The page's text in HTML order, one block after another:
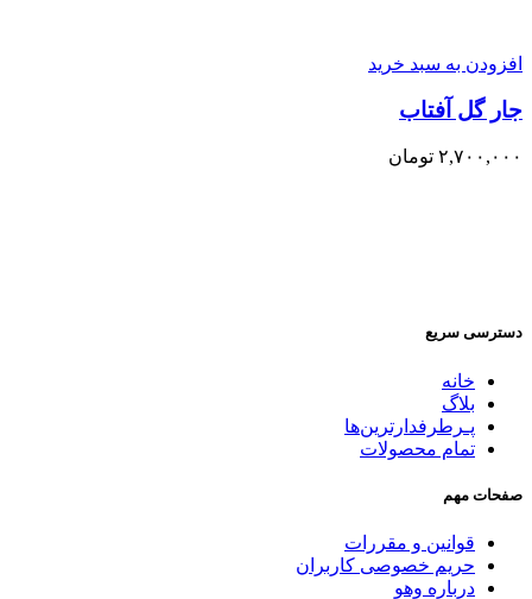
افزودن به سبد خرید
جار گل آفتاب
۲,۷۰۰,۰۰۰ تومان
دسترسی سریع
خانه
بلاگ
پـرطرفدارترین‌ها
تمام محصولات
صفحات مهم
قوانین و مقررات
حریم خصوصی کاربران
درباره وهو